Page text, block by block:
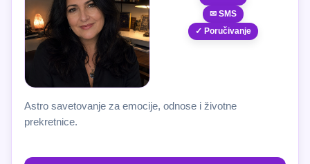
✉ SMS
✓ Poručivanje
Astro savetovanje za emocije, odnose i životne
prekretnice.